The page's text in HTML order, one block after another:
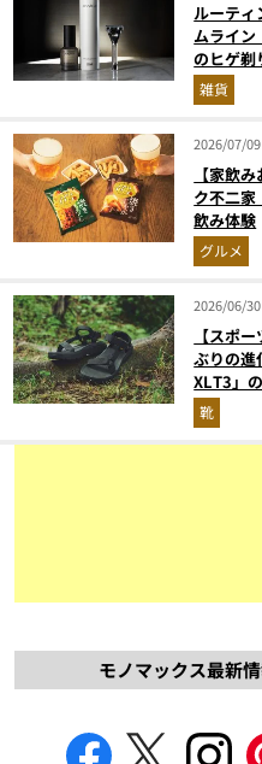
ルーテ
ムライン
のヒゲ剃
雑貨
2026/07/
【家飲
ク不二家
飲み体験
グルメ
2026/06/
【スポ
ぶりの進
XLT3」
解説！
靴
モノマックス最新